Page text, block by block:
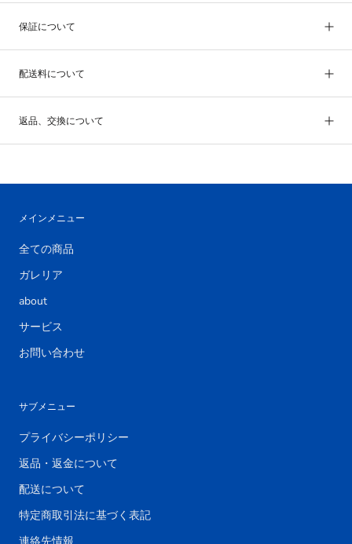
保証について
配送料について
返品、交換について
メインメニュー
全ての商品
ガレリア
about
サービス
お問い合わせ
サブメニュー
プライバシーポリシー
返品・返金について
配送について
特定商取引法に基づく表記